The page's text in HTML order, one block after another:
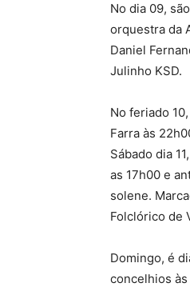
No dia 09,
orquestra da
Daniel
Julinho KSD.
No feriado
Farra às
Sábado dia
as 17h00 e
solene.
Folclórico de
Domingo, é
concelhios